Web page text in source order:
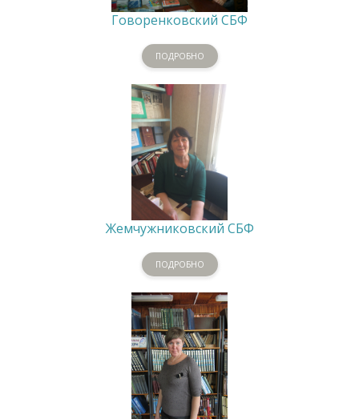
Говоренковский СБФ
ПОДРОБНО
Жемчужниковский СБФ
ПОДРОБНО